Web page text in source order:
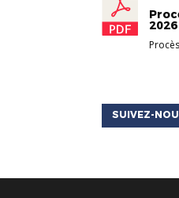
2026
SUIVEZ-